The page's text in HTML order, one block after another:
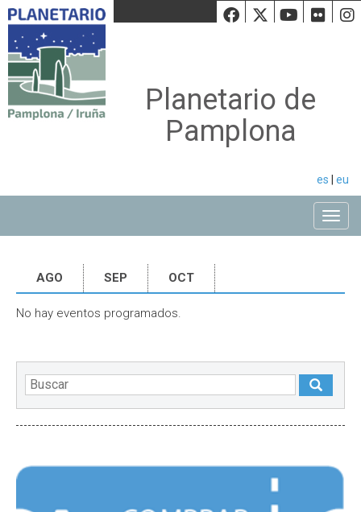
Facebook
Twiiter
Planetario de
Pamplona
es eu
AGO SEP OCT
No hay eventos programados.